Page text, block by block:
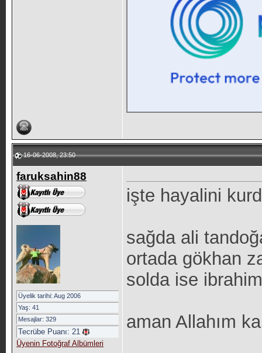
16-06-2008, 23:50
faruksahin88
Üyelik tarihi: Aug 2006
Yaş: 41
Mesajlar: 329
Tecrübe Puanı: 21
Üyenin Fotoğraf Albümleri
işte hayalini
sağda ali
ortada gökhan
solda ise
aman Allahım